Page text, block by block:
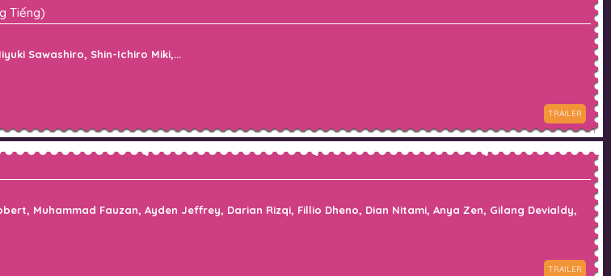
Tiếng)
Sawashiro, Shin-Ichiro Miki,...
TRAILER
Muhammad Fauzan, Ayden Jeffrey, Darian Rizqi, Fillio Dheno, Dian Nitami, Anya Zen, Gilang Devialdy,
TRAILER